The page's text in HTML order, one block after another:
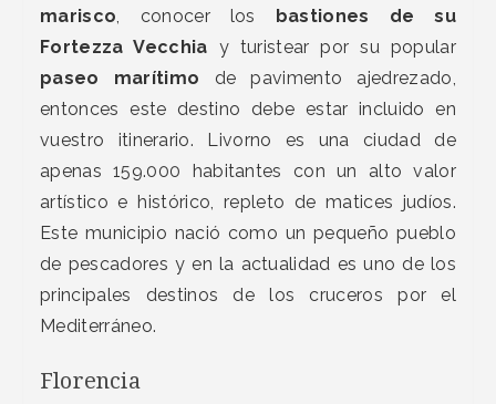
marisco , conocer los bastiones de su
Fortezza Vecchia y turistear por su popular
paseo marítimo de pavimento ajedrezado,
entonces este destino debe estar incluido en
vuestro itinerario. Livorno es una ciudad de
apenas 159.000 habitantes con un alto valor
artístico e histórico, repleto de matices judíos.
Este municipio nació como un pequeño pueblo
de pescadores y en la actualidad es uno de los
principales destinos de los cruceros por el
Mediterráneo.
Florencia